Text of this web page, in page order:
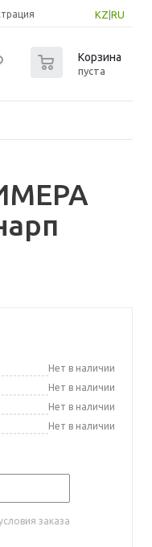
KZ RU
Корзина
пуста
Нет в наличии
Нет в наличии
Нет в наличии
Нет в наличии
заказа